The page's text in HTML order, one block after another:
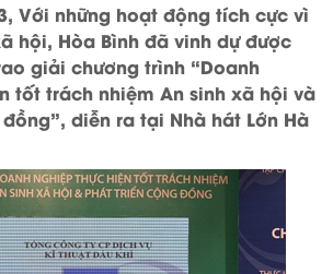
Với những hoạt động tích cực vì
hội, Hòa Bình đã vinh dự được
giải chương trình “Doanh
tốt trách nhiệm An sinh xã hội và
diễn ra tại Nhà hát Lớn Hà